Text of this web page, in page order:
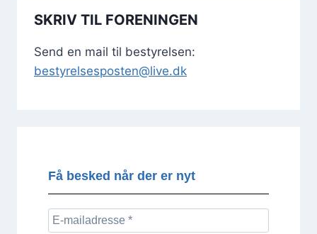
SKRIV TIL FORENINGEN
Send en mail til bestyrelsen:
bestyrelsesposten@live.dk
Få besked når der er nyt